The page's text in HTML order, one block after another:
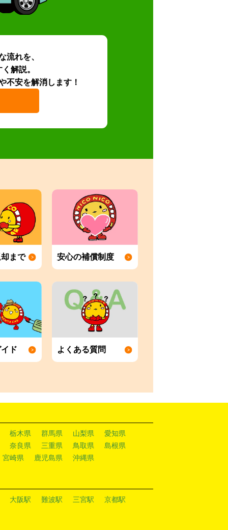
流れを、
解説。
不安を解消します！
まで 安心の補償制度
ド よくある質問
栃木県 群馬県 山梨県
愛知県
奈良県
三重県 鳥取県
島根県
宮崎県
鹿児島県 沖縄県
大阪駅 難波駅 三宮駅 京都駅